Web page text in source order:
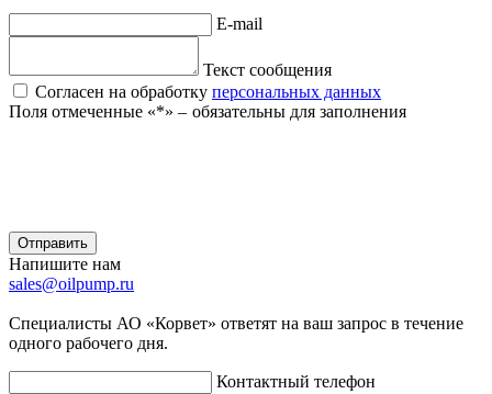
E-mail
Текст сообщения
Согласен на обработку персональных данных
Поля отмеченные «*» ‒ обязательны для заполнения
Отправить
Напишите нам
sales@oilpump.ru
Специалисты АО «Корвет» ответят на ваш запрос в течение
одного рабочего дня.
Контактный телефон